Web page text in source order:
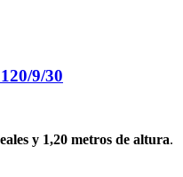
9/30
y 1,20 metros de altura.